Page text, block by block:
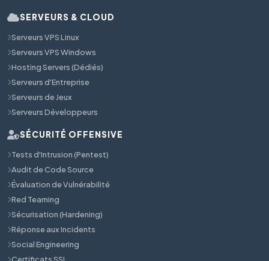
SERVEURS & CLOUD
Serveurs VPS Linux
Serveurs VPS Windows
Hosting Servers (Dédiés)
Serveurs d'Entreprise
Serveurs de Jeux
Serveurs Développeurs
SÉCURITÉ OFFENSIVE
Tests d'Intrusion (Pentest)
Audit de Code Source
Évaluation de Vulnérabilité
Red Teaming
Sécurisation (Hardening)
Réponse aux Incidents
Social Engineering
Certificats SSL